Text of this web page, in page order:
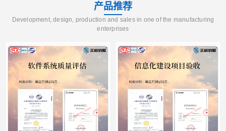
产品推荐
Development, design, production and sales in one of the manufacturing
enterprises